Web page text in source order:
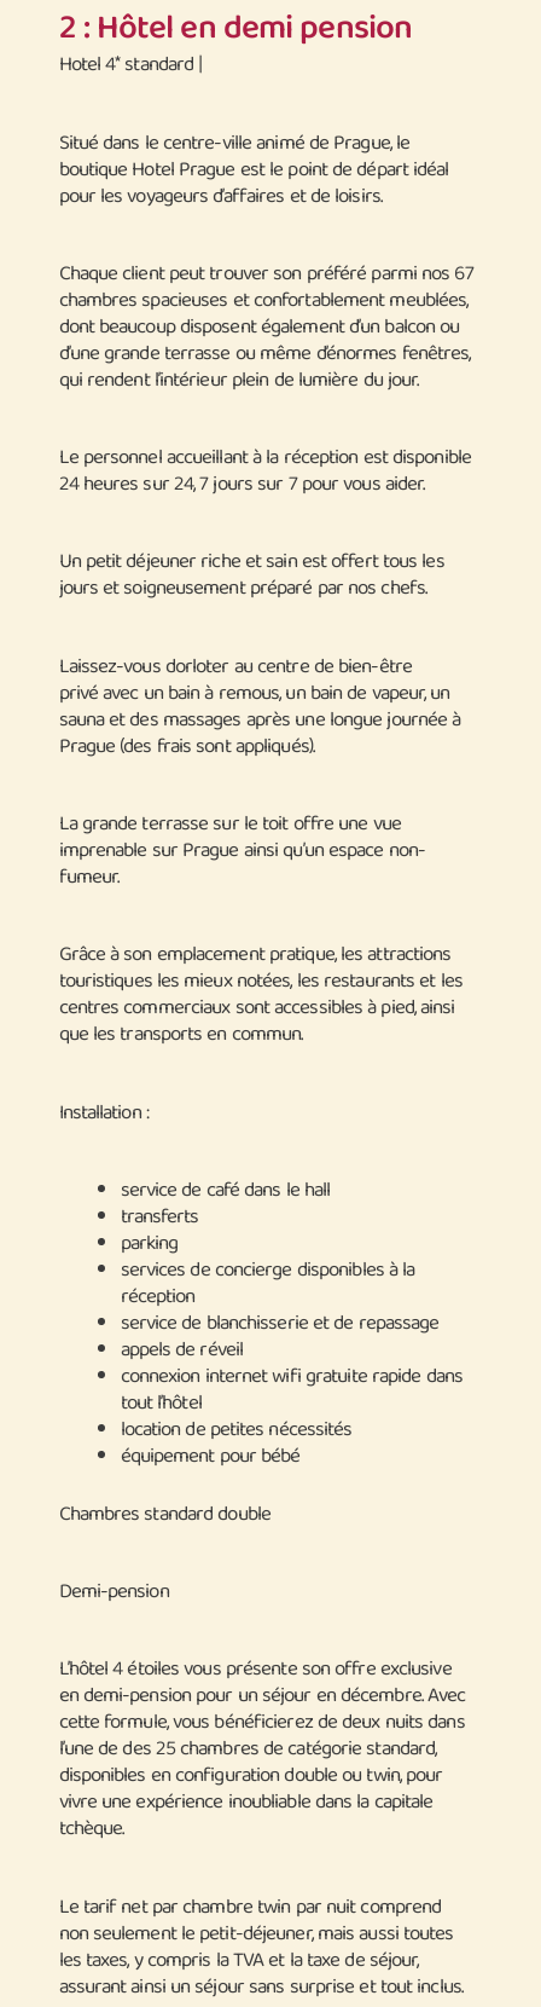
2 : Hôtel en demi pension
Hotel 4* standard |
Situé dans le centre-ville animé de Prague, le
boutique Hotel Prague est le point de départ idéal
pour les voyageurs d’affaires et de loisirs.
Chaque client peut trouver son préféré parmi nos 67
chambres spacieuses et confortablement meublées,
dont beaucoup disposent également d’un balcon ou
d’une grande terrasse ou même d’énormes fenêtres,
qui rendent l’intérieur plein de lumière du jour.
Le personnel accueillant à la réception est disponible
24 heures sur 24, 7 jours sur 7 pour vous aider.
Un petit déjeuner riche et sain est offert tous les
jours et soigneusement préparé par nos chefs.
Laissez-vous dorloter au centre de bien-être
privé avec un bain à remous, un bain de vapeur, un
sauna et des massages après une longue journée à
Prague (des frais sont appliqués).
La grande terrasse sur le toit offre une vue
imprenable sur Prague ainsi qu’un espace non-
fumeur.
Grâce à son emplacement pratique, les attractions
touristiques les mieux notées, les restaurants et les
centres commerciaux sont accessibles à pied, ainsi
que les transports en commun.
Installation :
service de café dans le hall
transferts
parking
services de concierge disponibles à la
réception
service de blanchisserie et de repassage
appels de réveil
connexion internet wifi gratuite rapide dans
tout l’hôtel
location de petites nécessités
équipement pour bébé
Chambres standard double
Demi-pension
L’hôtel 4 étoiles vous présente son offre exclusive
en demi-pension pour un séjour en décembre. Avec
cette formule, vous bénéficierez de deux nuits dans
l’une de des 25 chambres de catégorie standard,
disponibles en configuration double ou twin, pour
vivre une expérience inoubliable dans la capitale
tchèque.
Le tarif net par chambre twin par nuit comprend
non seulement le petit-déjeuner, mais aussi toutes
les taxes, y compris la TVA et la taxe de séjour,
assurant ainsi un séjour sans surprise et tout inclus.